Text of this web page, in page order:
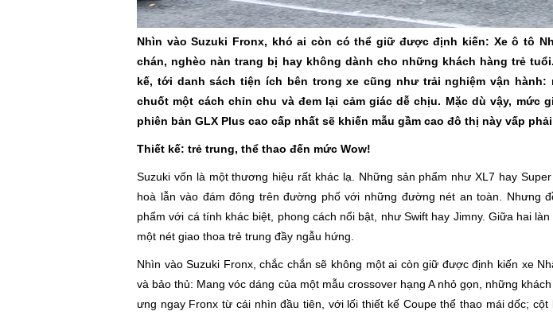
Nhìn vào Suzuki Fronx, khó ai còn có thể giữ được định kiến: Xe ô tô
chán, nghèo nàn trang bị hay không dành cho những khách hàng trẻ
kế, tới danh sách tiện ích bên trong xe cũng như trải nghiệm vận
chuốt một cách chỉn chu và đem lại cảm giác dễ chịu. Mặc dù vậy, mức
phiên bản GLX Plus cao cấp nhất sẽ khiến mẫu gầm cao đô thị này vấp
Thiết kế: trẻ trung, thể thao đến mức Wow!
Suzuki vốn là một thương hiệu rất khác lạ. Những sản phẩm như XL7 hay
hoà lẫn vào đám đông trên đường phố với những đường nét an toàn. Nhưng
phẩm với cá tính khác biệt, phong cách nổi bật, như Swift hay Jimny. Giữa hai
một nét giao thoa trẻ trung đầy ngẫu hứng.
Nhìn vào Suzuki Fronx, chắc chắn sẽ không một ai còn giữ được định kiến xe
và bảo thủ: Mang vóc dáng của một mẫu crossover hạng A nhỏ gọn, những
ưng ngay Fronx từ cái nhìn đầu tiên, với lối thiết kế Coupe thể thao mái dốc;